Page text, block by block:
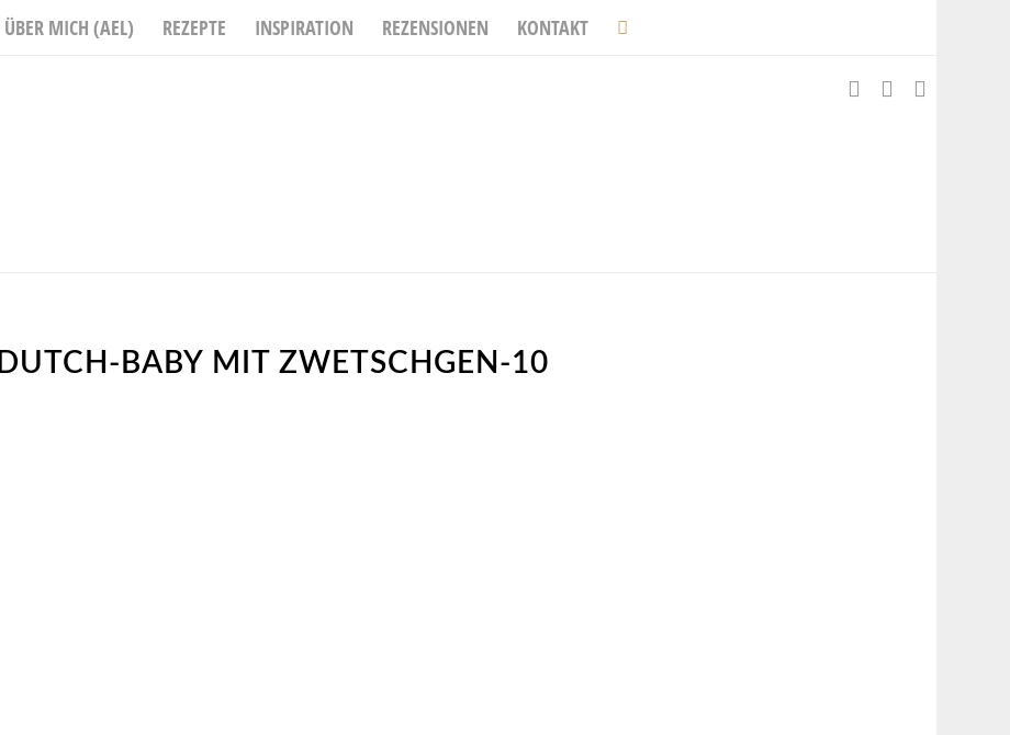
ÜBER MICH (AEL) REZEPTE INSPIRATION REZENSIONEN KONTAKT
DUTCH-BABY MIT ZWETSCHGEN-10